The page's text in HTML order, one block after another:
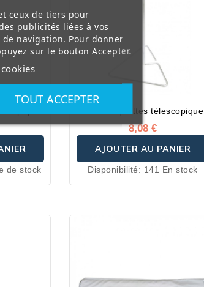
de stock
Porte étiquettes télescopique
8,08 €
AJOUTER AU PANIER
Disponibilité: 141 En stock
ceux de tiers pour
publicités liées à vos
navigation. Pour donner
sur le bouton Accepter.
TOUT ACCEPTER